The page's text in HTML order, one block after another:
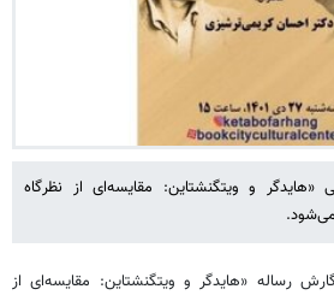
و ویتگنشتاین: مقایسه‌ای از نظرگاه
رساله «هایدگر و ویتگنشتاین: مقایسه‌ای از